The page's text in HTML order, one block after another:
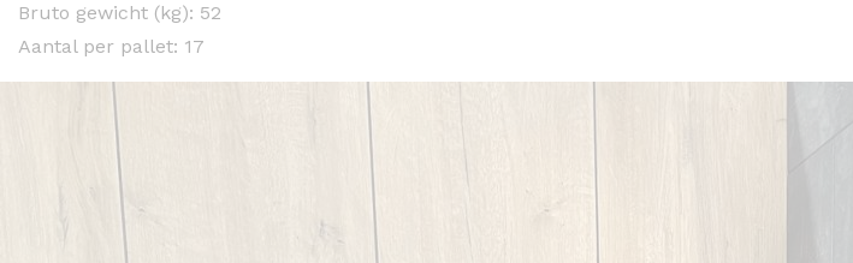
Bruto gewicht (kg): 52
Aantal per pallet: 17